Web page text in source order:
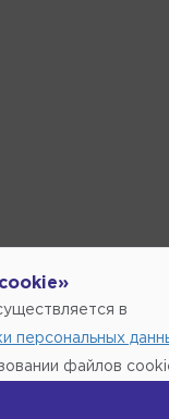
в
персональных
файлов